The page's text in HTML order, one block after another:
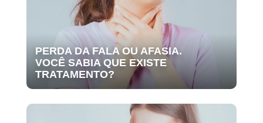
PERDA DA FALA OU AFASIA.
VOCÊ SABIA QUE EXISTE
TRATAMENTO?